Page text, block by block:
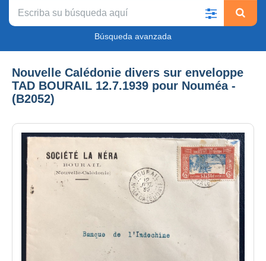
Búsqueda avanzada
Nouvelle Calédonie divers sur enveloppe
TAD BOURAIL 12.7.1939 pour Nouméa -
(B2052)